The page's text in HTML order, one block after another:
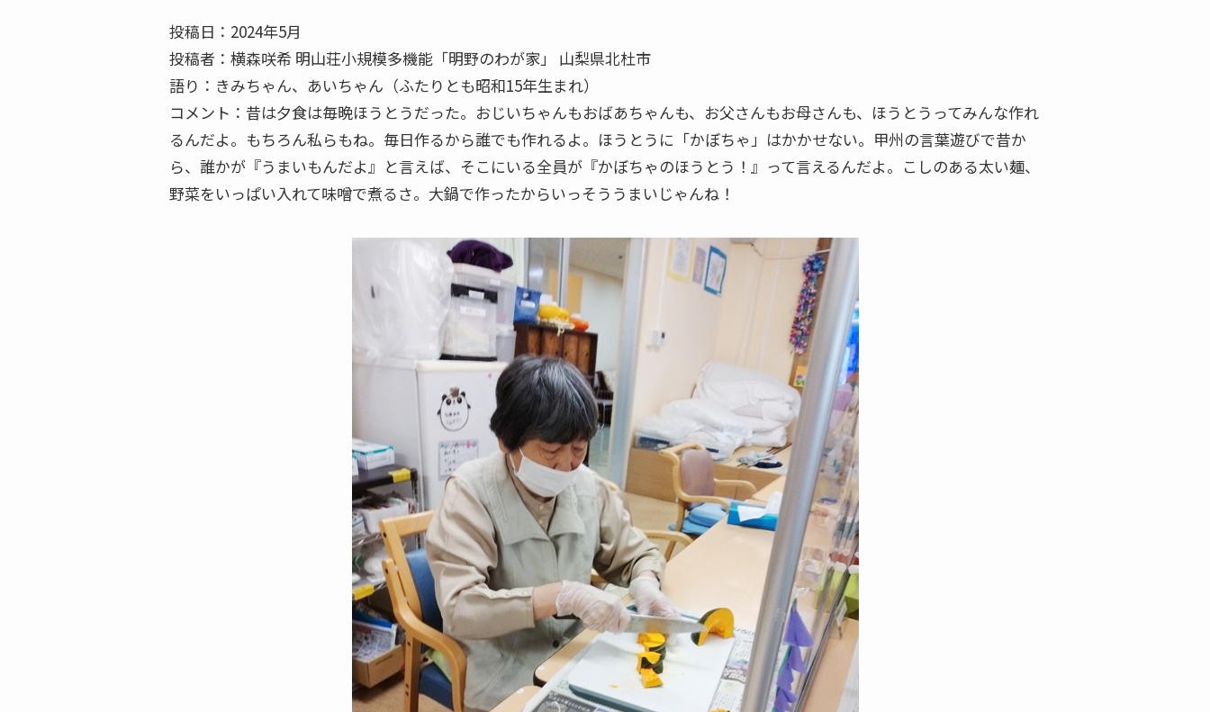
投稿日：2024年5月
投稿者：横森咲希 明山荘小規模多機能「明野のわが家」 山梨県北杜市
語り：きみちゃん、あいちゃん（ふたりとも昭和15年生まれ）
コメント：昔は夕食は毎晩ほうとうだった。おじいちゃんもおばあちゃんも、お父さんもお母さんも、ほうとうってみんな作れ
るんだよ。もちろん私らもね。毎日作るから誰でも作れるよ。ほうとうに「かぼちゃ」はかかせない。甲州の言葉遊びで昔か
ら、誰かが『うまいもんだよ』と言えば、そこにいる全員が『かぼちゃのほうとう！』って言えるんだよ。こしのある太い麺、
野菜をいっぱい入れて味噌で煮るさ。大鍋で作ったからいっそううまいじゃんね！